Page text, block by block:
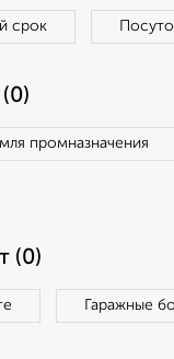
срок
промназначения
(0)
Гаражные